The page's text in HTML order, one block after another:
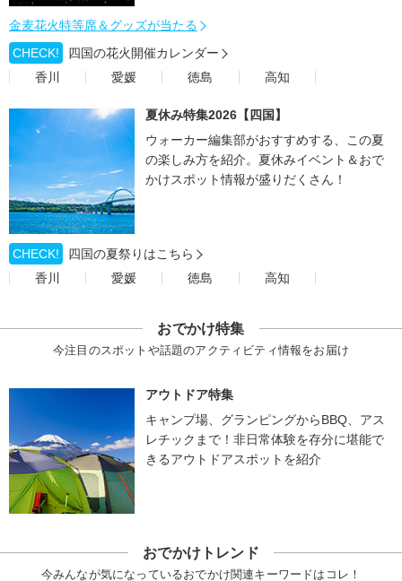
金麦花火特等席＆グッズが当たる
CHECK!
四国の花火開催カレンダー
香川
愛媛 徳島 高知
夏休み特集2026【四国】
ウォーカー編集部がおすすめする、この夏
の楽しみ方を紹介。夏休みイベント＆おで
かけスポット情報が盛りだくさん！
CHECK!
四国の夏祭りはこちら
香川
愛媛 徳島 高知
おでかけ特集
今注目のスポットや話題のアクティビティ情報をお届け
アウトドア特集
キャンプ場、グランピングからBBQ、アス
レチックまで！非日常体験を存分に堪能で
きるアウトドアスポットを紹介
おでかけトレンド
今みんなが気になっているおでかけ関連キーワードはコレ！